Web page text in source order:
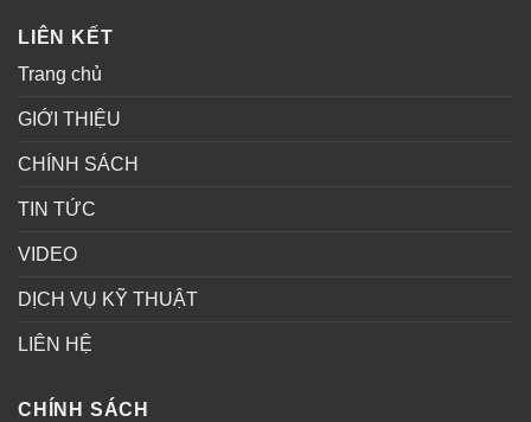
LIÊN KẾT
Trang chủ
GIỚI THIỆU
CHÍNH SÁCH
TIN TỨC
VIDEO
DỊCH VỤ KỸ THUẬT
LIÊN HỆ
CHÍNH SÁCH